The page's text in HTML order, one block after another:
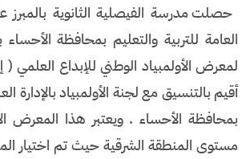
حصلت مدرسة الفيصلية الثانوية بالمبرز
العامة للتربية والتعليم بمحافظة
أقيم بالتنسيق مع لجنة الأولمبياد بالإدارة
بمحافظة الأحساء . ويعتبر هذا المعرض
مستوى المنطقة الشرقية حيث تم اختيار